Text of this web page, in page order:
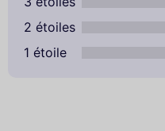
2 étoiles
1 étoile